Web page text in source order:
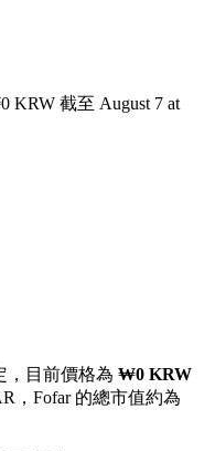
KRW 截至 August 7 at
，目前價格為 ₩0 KRW
，Fofar 的總市值約為